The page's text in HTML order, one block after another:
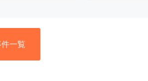
一覧